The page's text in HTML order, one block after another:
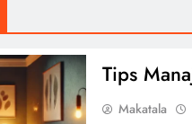
Tips
Makatala